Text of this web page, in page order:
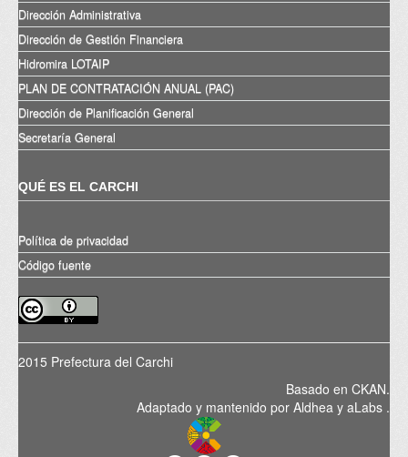
Dirección Administrativa
Dirección de Gestión Financiera
Hidromira LOTAIP
PLAN DE CONTRATACIÓN ANUAL (PAC)
Dirección de Planificación General
Secretaría General
QUÉ ES EL CARCHI
Política de privacidad
Código fuente
2015 Prefectura del Carchi
Basado en CKAN.
Adaptado y mantenido por Aldhea y aLabs .